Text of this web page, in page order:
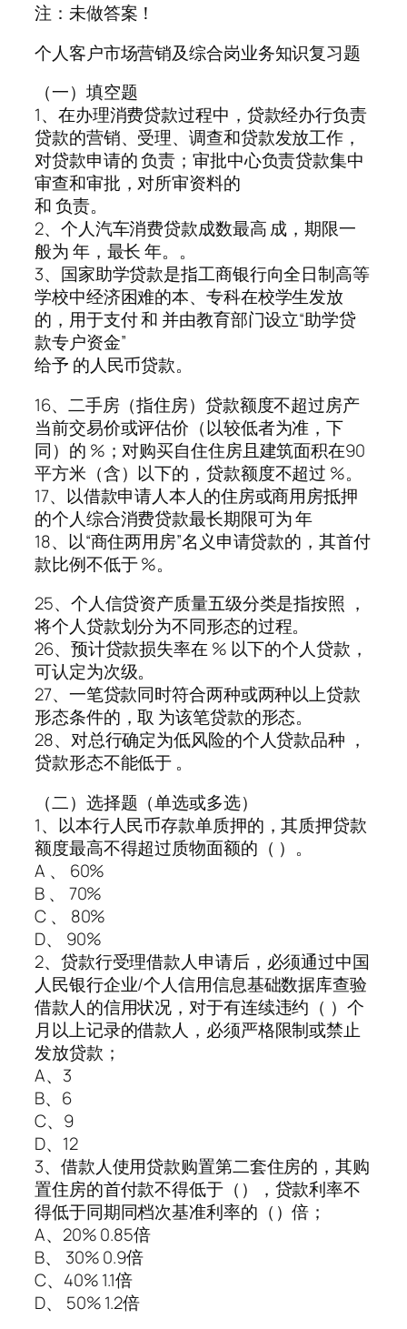
注：未做答案！
个人客户市场营销及综合岗业务知识复习题
（一）填空题
1、在办理消费贷款过程中，贷款经办行负责
贷款的营销、受理、调查和贷款发放工作，
对贷款申请的 负责；审批中心负责贷款集中
审查和审批，对所审资料的
和 负责。
2、个人汽车消费贷款成数最高 成，期限一
般为 年，最长 年。。
3、国家助学贷款是指工商银行向全日制高等
学校中经济困难的本、专科在校学生发放
的，用于支付 和 并由教育部门设立“助学贷
款专户资金”
给予 的人民币贷款。
16、二手房（指住房）贷款额度不超过房产
当前交易价或评估价（以较低者为准，下
同）的 %；对购买自住住房且建筑面积在90
平方米（含）以下的，贷款额度不超过 %。
17、以借款申请人本人的住房或商用房抵押
的个人综合消费贷款最长期限可为 年
18、以“商住两用房”名义申请贷款的，其首付
款比例不低于 %。
25、个人信贷资产质量五级分类是指按照 ，
将个人贷款划分为不同形态的过程。
26、预计贷款损失率在 % 以下的个人贷款，
可认定为次级。
27、一笔贷款同时符合两种或两种以上贷款
形态条件的，取 为该笔贷款的形态。
28、对总行确定为低风险的个人贷款品种 ，
贷款形态不能低于 。
（二）选择题（单选或多选）
1、以本行人民币存款单质押的，其质押贷款
额度最高不得超过质物面额的（ ）。
A 、 60%
B 、 70%
C 、 80%
D、 90%
2、贷款行受理借款人申请后，必须通过中国
人民银行企业/个人信用信息基础数据库查验
借款人的信用状况，对于有连续违约（ ）个
月以上记录的借款人，必须严格限制或禁止
发放贷款；
A、3
B、6
C、9
D、12
3、借款人使用贷款购置第二套住房的，其购
置住房的首付款不得低于（），贷款利率不
得低于同期同档次基准利率的（）倍；
A、20% 0.85倍
B、 30% 0.9倍
C、40% 1.1倍
D、 50% 1.2倍